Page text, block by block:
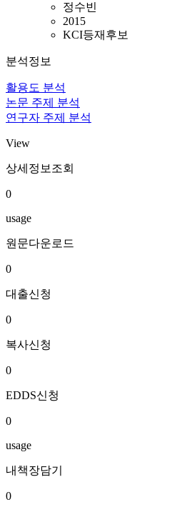
정수빈
2015
KCI등재후보
분석정보
활용도 분석
논문 주제 분석
연구자 주제 분석
View
상세정보조회
0
usage
원문다운로드
0
대출신청
0
복사신청
0
EDDS신청
0
usage
내책장담기
0